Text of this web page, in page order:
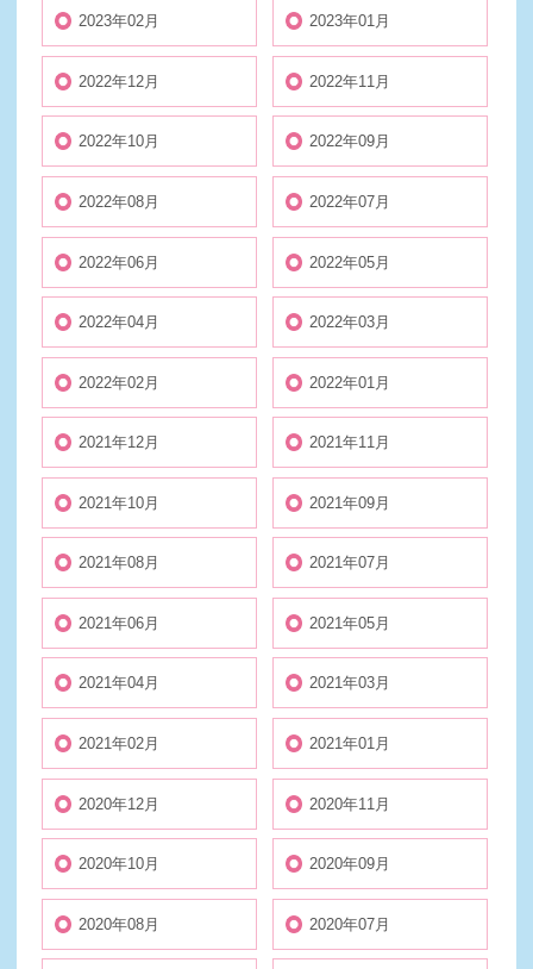
2023年02月 2023年01月
2022年12月 2022年11月
2022年10月 2022年09月
2022年08月 2022年07月
2022年06月 2022年05月
2022年04月 2022年03月
2022年02月 2022年01月
2021年12月 2021年11月
2021年10月 2021年09月
2021年08月 2021年07月
2021年06月 2021年05月
2021年04月 2021年03月
2021年02月 2021年01月
2020年12月 2020年11月
2020年10月 2020年09月
2020年08月 2020年07月